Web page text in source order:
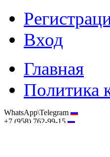
Вход
Главная
Политика
WhatsApp\Telegram
+7 (958) 762-99-15